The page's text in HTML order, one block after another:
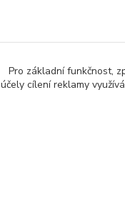
Pro základní funkčnost,
účely cílení reklamy